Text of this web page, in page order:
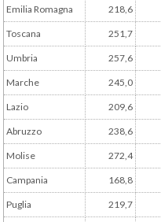
Emilia Romagna 218,6
Toscana 251,7
Umbria 257,6
Marche 245,0
Lazio 209,6
Abruzzo 238,6
Molise 272,4
Campania 168,8
Puglia 219,7